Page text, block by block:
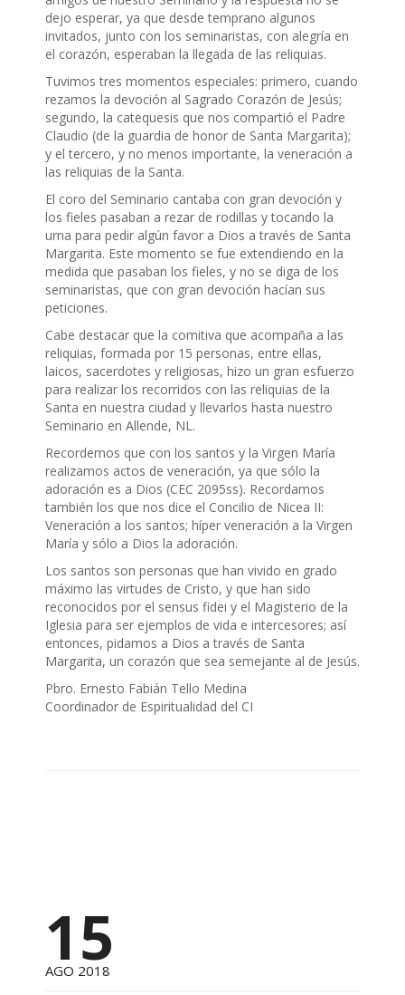
dejo esperar, ya que desde temprano algunos
invitados, junto con los seminaristas, con alegría en
el corazón, esperaban la llegada de las reliquias.
Tuvimos tres momentos especiales: primero, cuando
rezamos la devoción al Sagrado Corazón de Jesús;
segundo, la catequesis que nos compartió el Padre
Claudio (de la guardia de honor de Santa Margarita);
y el tercero, y no menos importante, la veneración a
las reliquias de la Santa.
El coro del Seminario cantaba con gran devoción y
los fieles pasaban a rezar de rodillas y tocando la
urna para pedir algún favor a Dios a través de Santa
Margarita. Este momento se fue extendiendo en la
medida que pasaban los fieles, y no se diga de los
seminaristas, que con gran devoción hacían sus
peticiones.
Cabe destacar que la comitiva que acompaña a las
reliquias, formada por 15 personas, entre ellas,
laicos, sacerdotes y religiosas, hizo un gran esfuerzo
para realizar los recorridos con las reliquias de la
Santa en nuestra ciudad y llevarlos hasta nuestro
Seminario en Allende, NL.
Recordemos que con los santos y la Virgen María
realizamos actos de veneración, ya que sólo la
adoración es a Dios (CEC 2095ss). Recordamos
también los que nos dice el Concilio de Nicea II:
Veneración a los santos; híper veneración a la Virgen
María y sólo a Dios la adoración.
Los santos son personas que han vivido en grado
máximo las virtudes de Cristo, y que han sido
reconocidos por el sensus fidei y el Magisterio de la
Iglesia para ser ejemplos de vida e intercesores; así
entonces, pidamos a Dios a través de Santa
Margarita, un corazón que sea semejante al de Jesús.
Pbro. Ernesto Fabián Tello Medina
Coordinador de Espiritualidad del CI
15
AGO 2018